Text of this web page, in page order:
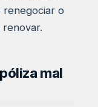
renegociar o
mal